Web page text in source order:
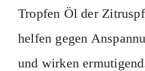
Tropfen Öl der
helfen gegen
und wirken